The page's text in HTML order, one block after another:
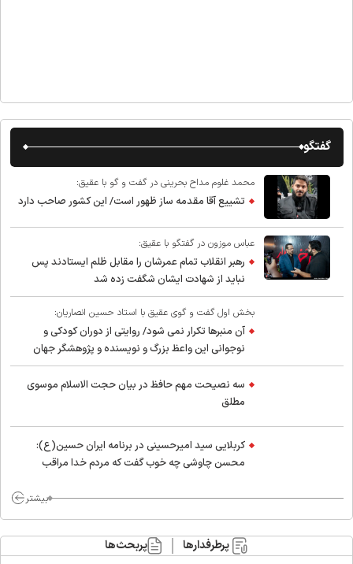
گفتگو
محمد غلوم مداح بحرینی در گفت و گو با عقیق:
تشییع آقا مقدمه ساز ظهور است/ این کشور صاحب دارد
عباس موزون در گفتگو با عقیق:
رهبر انقلاب تمام عمرشان را مقابل ظلم ایستادند پس
نباید از شهادت ایشان شگفت زده شد
بخش اول گفت و گوی عقیق با استاد حسین انصاریان:
آن منبرها تکرار نمی شود/ روایتی از دوران کودکی و
نوجوانی این واعظ بزرگ و نویسنده و پژوهشگر جهان
اسلام
سه نصیحت مهم حافظ در بیان حجت الاسلام موسوی
مطلق
کربلایی سید امیر‌حسینی در برنامه ایران حسین(ع):
محسن چاوشی چه خوب گفت که مردم خدا مراقب
بیشتر
پرطرفدارها پربحث‌ها